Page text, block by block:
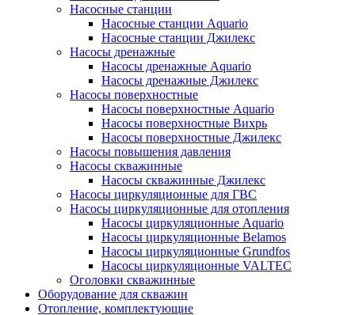
Насосные станции
Насосные станции Аquario
Насосные станции Джилекс
Насосы дренажные
Насосы дренажные Аquario
Насосы дренажные Джилекс
Насосы поверхностные
Насосы поверхностные Аquario
Насосы поверхностные Вихрь
Насосы поверхностные Джилекс
Насосы повышения давления
Насосы скважинные
Насосы скважинные Джилекс
Насосы циркуляционные для ГВС
Насосы циркуляционные для отопления
Насосы циркуляционные Aquario
Насосы циркуляционные Belamos
Насосы циркуляционные Grundfos
Насосы циркуляционные VALTEC
Оголовки скважинные
Оборудование для скважин
Отопление, комплектующие